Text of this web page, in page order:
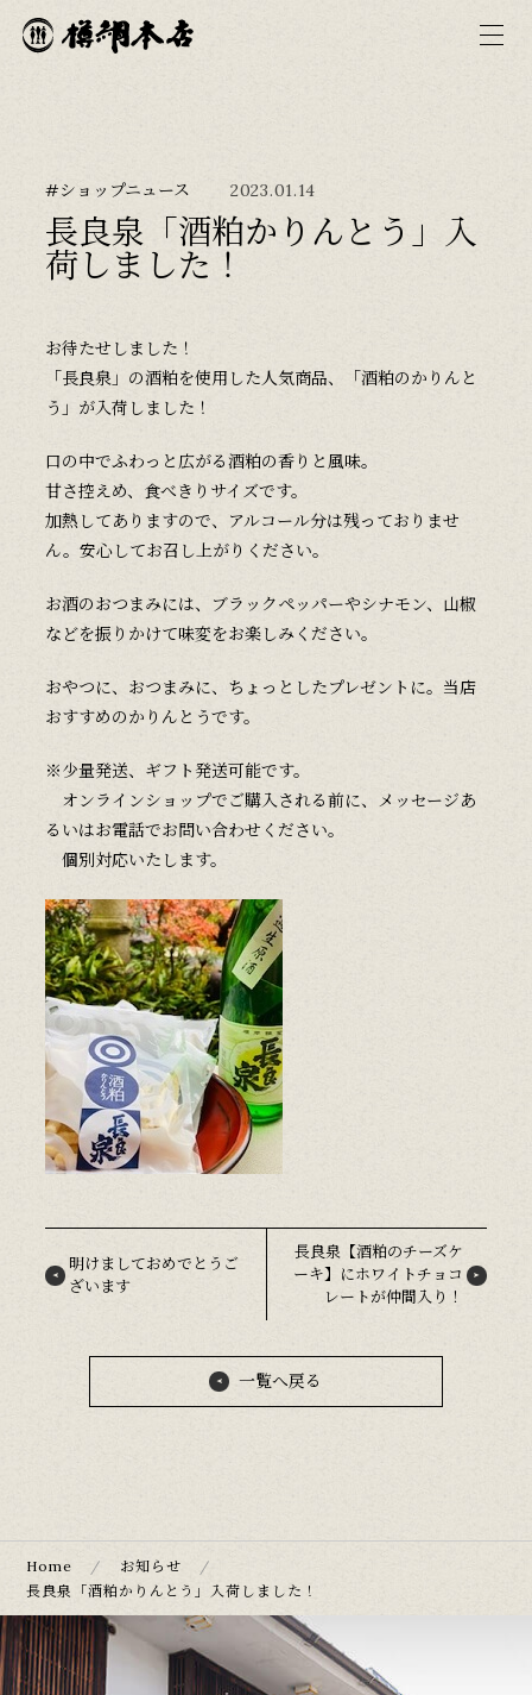
#ショップニュース 2023.01.14
長良泉「酒粕かりんとう」入
荷しました！
お待たせしました！
「長良泉」の酒粕を使用した人気商品、「酒粕のかりんと
う」が入荷しました！
口の中でふわっと広がる酒粕の香りと風味。
甘さ控えめ、食べきりサイズです。
加熱してありますので、アルコール分は残っておりませ
ん。安心してお召し上がりください。
お酒のおつまみには、ブラックペッパーやシナモン、山椒
などを振りかけて味変をお楽しみください。
おやつに、おつまみに、ちょっとしたプレゼントに。当店
おすすめのかりんとうです。
※少量発送、ギフト発送可能です。
オンラインショップでご購入される前に、メッセージあ
るいはお電話でお問い合わせください。
個別対応いたします。
明けましておめでとうご
ざいます
長良泉【酒粕のチーズケ
ーキ】にホワイトチョコ
レートが仲間入り！
一覧へ戻る
Home
お知らせ
長良泉「酒粕かりんとう」入荷しました！